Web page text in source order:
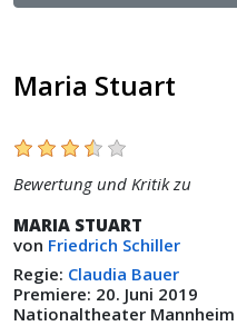
Maria Stuart
Bewertung und Kritik zu
MARIA STUART
von Friedrich Schiller
Regie: Claudia Bauer
Premiere: 20. Juni 2019
Nationaltheater Mannheim